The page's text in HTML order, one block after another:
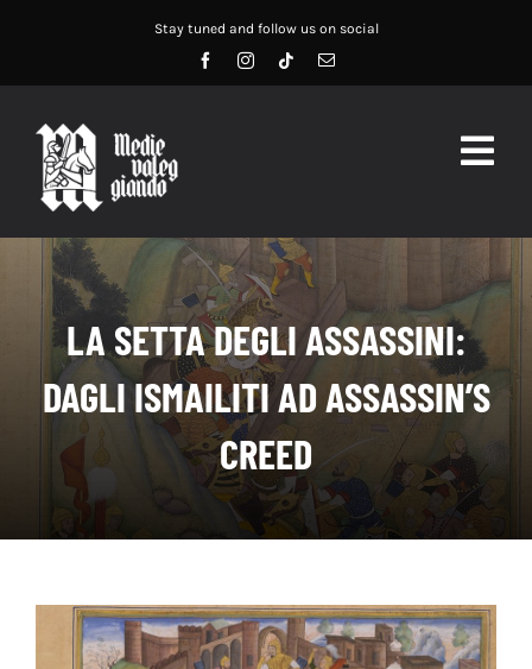
contenuto
Stay tuned and follow us on social
HOME
ABOUT US
SERVIZI
RECENSIONI
CONTATTI
LA SETTA DEGLI ASSASSINI:
DAGLI ISMAILITI AD ASSASSIN’S
CREED